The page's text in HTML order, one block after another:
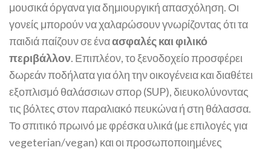
μουσικά όργανα για δημιουργική απασχόληση​. Οι
γονείς μπορούν να χαλαρώσουν γνωρίζοντας ότι τα
παιδιά παίζουν σε έναασφαλές και φιλικό
περιβάλλον. Επιπλέον, το ξενοδοχείο προσφέρει
δωρεάν ποδήλατα για όλη την οικογένεια και διαθέτει
εξοπλισμό θαλάσσιων σπορ (SUP), διευκολύνοντας
τις βόλτες στον παραλιακό πευκώνα ή στη θάλασσα​.
Το σπιτικό πρωινό με φρέσκα υλικά (με επιλογές για
vegeterian/vegan) και οι προσωποποιημένες